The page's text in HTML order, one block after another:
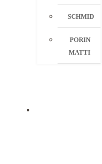
SCHMID
PORIN
MATTI